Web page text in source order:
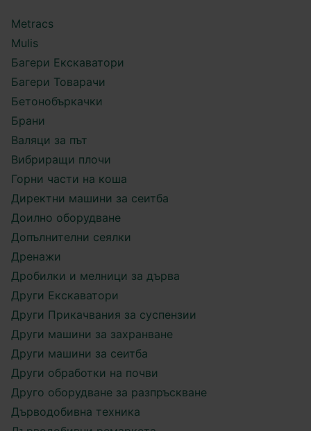
Metracs
Mulis
Багери Екскаватори
Багери Товарачи
Бетонобъркачки
Брани
Валяци за път
Вибриращи плочи
Горни части на коша
Директни машини за сеитба
Доилно оборудване
Допълнителни сеялки
Дренажи
Дробилки и мелници за дърва
Други Екскаватори
Други Прикачвания за суспензии
Други машини за захранване
Други машини за сеитба
Други обработки на почви
Друго оборудване за разпръскване
Дърводобивна техника